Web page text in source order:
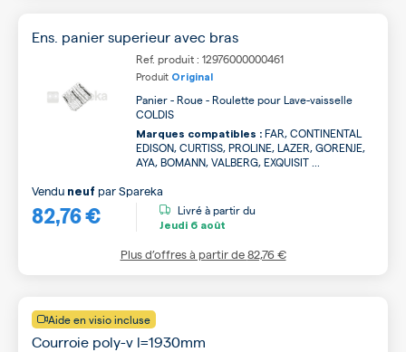
Ens. panier superieur avec bras
Ref. produit : 12976000000461
Produit Original
Panier - Roue - Roulette pour Lave-vaisselle
COLDIS
Marques compatibles : FAR, CONTINENTAL
EDISON, CURTISS, PROLINE, LAZER, GORENJE,
AYA, BOMANN, VALBERG, EXQUISIT ...
82,76 €
Vendu neuf parSpareka
Livré à partir du
Jeudi 6 août
Plus d’offres à partir de82,76 €
Aide en visio incluse
Courroie poly-v l=1930mm